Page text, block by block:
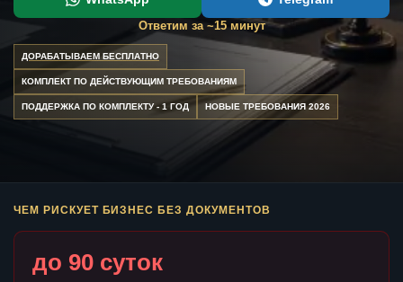
Ответим за ~15 минут
ДОРАБАТЫВАЕМ БЕСПЛАТНО
КОМПЛЕКТ ПО ДЕЙСТВУЮЩИМ ТРЕБОВАНИЯМ
ПОДДЕРЖКА ПО КОМПЛЕКТУ - 1 ГОД НОВЫЕ ТРЕБОВАНИЯ 2026
ЧЕМ РИСКУЕТ БИЗНЕС БЕЗ ДОКУМЕНТОВ
до 90 суток